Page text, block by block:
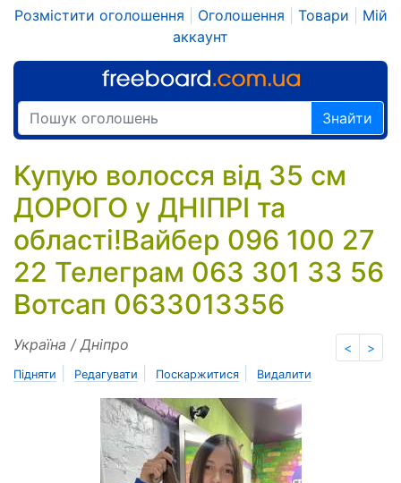
Розмістити оголошення Оголошення Товари
Мій
аккаунт
Знайти
Купую волосся від 35 см
ДОРОГО у ДНІПРІ та
області!Вайбер 096 100 27
22 Телеграм 063 301 33 56
Вотсап 0633013356
< >
Україна / Дніпро
Підняти Редагувати Поскаржитися Видалити